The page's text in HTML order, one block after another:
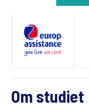
Om studiet